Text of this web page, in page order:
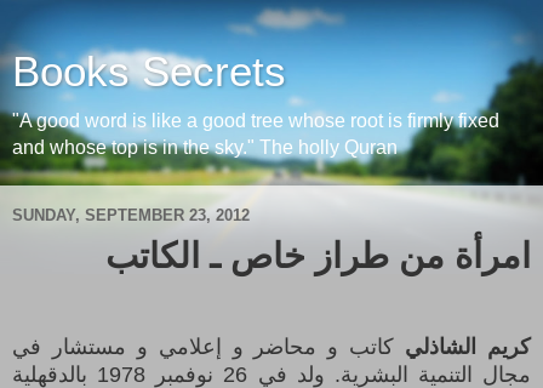
Books Secrets
"A good word is like a good tree whose root is firmly fixed
and whose top is in the sky." The holly Quran
SUNDAY, SEPTEMBER 23, 2012
امرأة من طراز خاص ـ الكاتب
كريم الشاذلي كاتب و محاضر و إعلامي و مستشار في
مجال التنمية البشرية. ولد في 26 نوفمبر 1978 بالدقهلية